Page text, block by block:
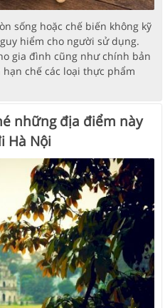
sống hoặc chế biến không kỹ
hiểm cho người sử dụng.
gia đình cũng như chính bản
chế các loại thực phẩm
những địa điểm này
Hà Nội